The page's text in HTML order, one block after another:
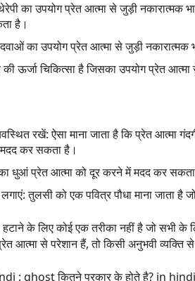
का उपयोग प्रेत आत्मा से जुड़ी
है।
दवाओं का उपयोग प्रेत आत्मा से जुड़ी
ऊर्जा चिकित्सा है जिसका उपयोग प्रेत
रखें:ऐसा माना जाता है कि प्रेत आत्मा
कर सकता है।
धुआं प्रेत आत्मा को दूर करने में मदद कर
तुलसी को एक पवित्र पौधा माना जाता
के लिए कोई एक तरीका नहीं है जो सभी के
आत्मा से परेशान हैं,तो किसी अनुभवी व्यक्ति
: ghost कितने प्रकार के होते है? in hindi